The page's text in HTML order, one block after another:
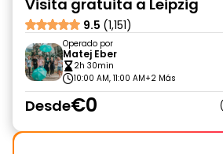
Visita gratuita a Leipzig
9.5 (1,151)
Operado por
Matej Eber
2h 30min
10:00 AM, 11:00 AM+2 Más
Desde€0